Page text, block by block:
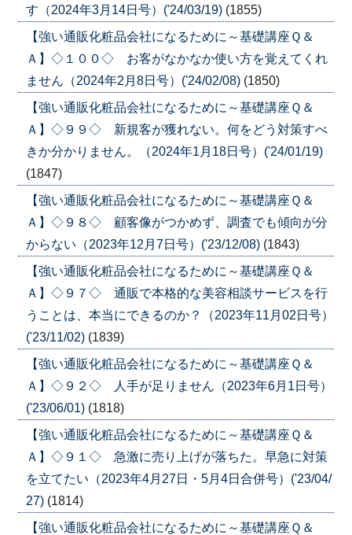
す（2024年3月14日号）('24/03/19) (1855)
【強い通販化粧品会社になるために～基礎講座Ｑ＆
Ａ】◇１００◇ お客がなかなか使い方を覚えてくれ
ません（2024年2月8日号）('24/02/08) (1850)
【強い通販化粧品会社になるために～基礎講座Ｑ＆
Ａ】◇９９◇ 新規客が獲れない。何をどう対策すべ
きか分かりません。（2024年1月18日号）('24/01/19)
(1847)
【強い通販化粧品会社になるために～基礎講座Ｑ＆
Ａ】◇９８◇ 顧客像がつかめず、調査でも傾向が分
からない（2023年12月7日号）('23/12/08) (1843)
【強い通販化粧品会社になるために～基礎講座Ｑ＆
Ａ】◇９７◇ 通販で本格的な美容相談サービスを行
うことは、本当にできるのか？（2023年11月02日号）
('23/11/02) (1839)
【強い通販化粧品会社になるために～基礎講座Ｑ＆
Ａ】◇９２◇ 人手が足りません（2023年6月1日号）
('23/06/01) (1818)
【強い通販化粧品会社になるために～基礎講座Ｑ＆
Ａ】◇９１◇ 急激に売り上げが落ちた。早急に対策
を立てたい（2023年4月27日・5月4日合併号）('23/04/
27) (1814)
【強い通販化粧品会社になるために～基礎講座Ｑ＆